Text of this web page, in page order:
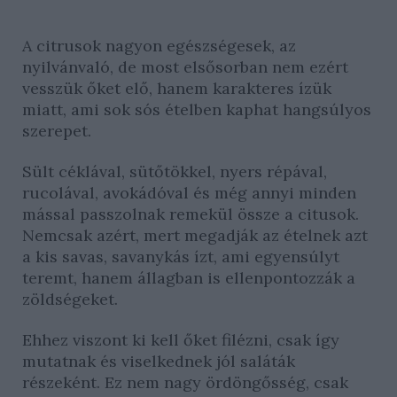
A citrusok nagyon egészségesek, az
nyilvánvaló, de most elsősorban nem ezért
vesszük őket elő, hanem karakteres ízük
miatt, ami sok sós ételben kaphat hangsúlyos
szerepet.
Sült céklával, sütőtökkel, nyers répával,
rucolával, avokádóval és még annyi minden
mással passzolnak remekül össze a citusok.
Nemcsak azért, mert megadják az ételnek azt
a kis savas, savanykás ízt, ami egyensúlyt
teremt, hanem állagban is ellenpontozzák a
zöldségeket.
Ehhez viszont ki kell őket filézni, csak így
mutatnak és viselkednek jól saláták
részeként. Ez nem nagy ördöngősség, csak